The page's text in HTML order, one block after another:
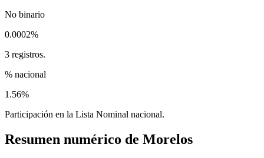
No binario
0.0002%
3 registros.
% nacional
1.56%
Participación en la Lista Nominal nacional.
Resumen numérico de Morelos